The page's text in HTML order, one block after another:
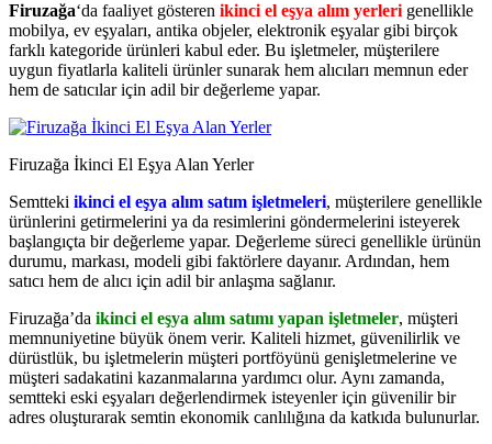
Firuzağa‘da faaliyet gösteren ikinci el eşya alım yerleri genellikle
mobilya, ev eşyaları, antika objeler, elektronik eşyalar gibi birçok
farklı kategoride ürünleri kabul eder. Bu işletmeler, müşterilere
uygun fiyatlarla kaliteli ürünler sunarak hem alıcıları memnun eder
hem de satıcılar için adil bir değerleme yapar.
Firuzağa İkinci El Eşya Alan Yerler
Semtteki ikinci el eşya alım satım işletmeleri, müşterilere genellikle
ürünlerini getirmelerini ya da resimlerini göndermelerini isteyerek
başlangıçta bir değerleme yapar. Değerleme süreci genellikle ürünün
durumu, markası, modeli gibi faktörlere dayanır. Ardından, hem
satıcı hem de alıcı için adil bir anlaşma sağlanır.
Firuzağa’da ikinci el eşya alım satımı yapan işletmeler, müşteri
memnuniyetine büyük önem verir. Kaliteli hizmet, güvenilirlik ve
dürüstlük, bu işletmelerin müşteri portföyünü genişletmelerine ve
müşteri sadakatini kazanmalarına yardımcı olur. Aynı zamanda,
semtteki eski eşyaları değerlendirmek isteyenler için güvenilir bir
adres oluşturarak semtin ekonomik canlılığına da katkıda bulunurlar.